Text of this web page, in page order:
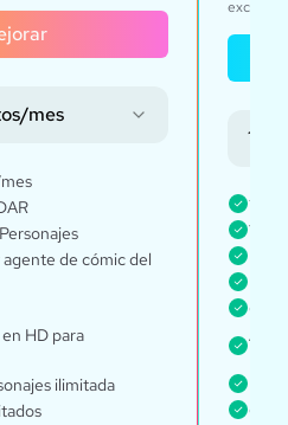
mes
de cómic del
HD para
ilimitada
exclusivo